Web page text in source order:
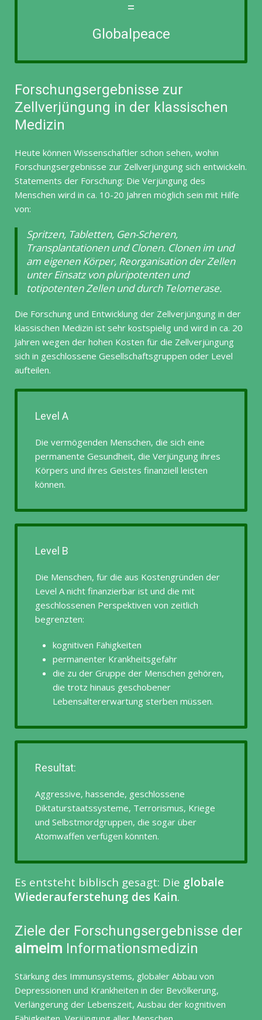
=
Globalpeace
Forschungsergebnisse zur
Zellverjüngung in der klassischen
Medizin
Heute können Wissenschaftler schon sehen, wohin
Forschungsergebnisse zur Zellverjüngung sich entwickeln.
Statements der Forschung: Die Verjüngung des
Menschen wird in ca. 10-20 Jahren möglich sein mit Hilfe
von:
Spritzen, Tabletten, Gen-Scheren,
Transplantationen und Clonen. Clonen im und
am eigenen Körper, Reorganisation der Zellen
unter Einsatz von pluripotenten und
totipotenten Zellen und durch Telomerase.
Die Forschung und Entwicklung der Zellverjüngung in der
klassischen Medizin ist sehr kostspielig und wird in ca. 20
Jahren wegen der hohen Kosten für die Zellverjüngung
sich in geschlossene Gesellschaftsgruppen oder Level
aufteilen.
Level A
Die vermögenden Menschen, die sich eine
permanente Gesundheit, die Verjüngung ihres
Körpers und ihres Geistes finanziell leisten
können.
Level B
Die Menschen, für die aus Kostengründen der
Level A nicht finanzierbar ist und die mit
geschlossenen Perspektiven von zeitlich
begrenzten:
kognitiven Fähigkeiten
permanenter Krankheitsgefahr
die zu der Gruppe der Menschen gehören,
die trotz hinaus geschobener
Lebensaltererwartung sterben müssen.
Resultat:
Aggressive, hassende, geschlossene
Diktaturstaatssysteme, Terrorismus, Kriege
und Selbstmordgruppen, die sogar über
Atomwaffen verfügen könnten.
Es entsteht biblisch gesagt: Die globale
Wiederauferstehung des Kain.
Ziele der Forschungsergebnisse der
aimeim Informationsmedizin
Stärkung des Immunsystems, globaler Abbau von
Depressionen und Krankheiten in der Bevölkerung,
Verlängerung der Lebenszeit, Ausbau der kognitiven